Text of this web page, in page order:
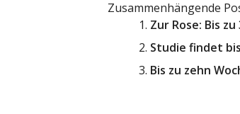
Zusammenhängende
Zur Rose: Bis
Studie findet
Bis zu zehn